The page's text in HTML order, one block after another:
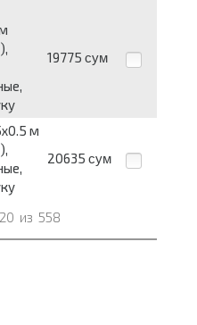
19775 сум
м
20635 сум
20 из 558